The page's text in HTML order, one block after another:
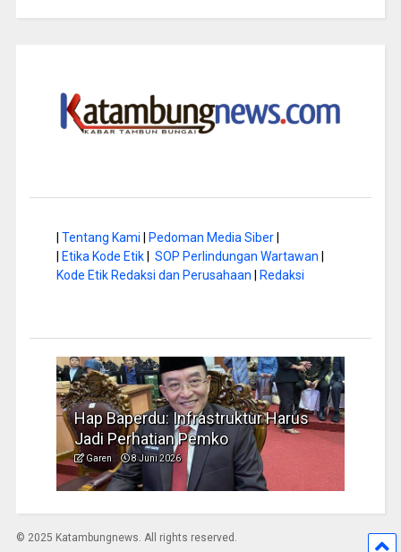
Tentang Kami Pedoman Media Siber|
Etika Kode Etik| SOP Perlindungan Wartawan
Kode Etik Redaksi dan Perusahaan
Redaksi
Hap Baperdu: Infrastruktur Harus
Jadi Perhatian Pemko
Garen 8 Juni 2026
© 2025 Katambungnews. All rights reserved.